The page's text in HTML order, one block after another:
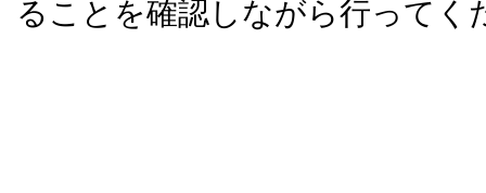
ることを確認しながら行ってく